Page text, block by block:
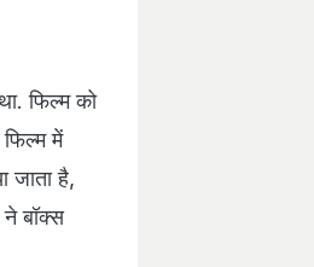
फिल्म को
में
जाता है,
बॉक्स